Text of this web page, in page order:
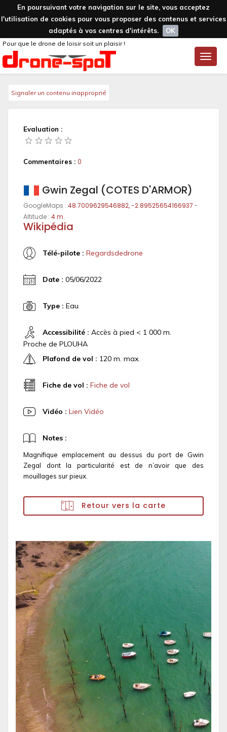
En poursuivant votre navigation sur le site, vous acceptez
l'utilisation de cookies pour vous proposer des contenus et services
adaptés à vos centres d'intérêts.
OK
Toggle
Pour que le drone de loisir soit un plaisir !
Signaler un contenu inapproprié
Evaluation :
Commentaires : 0
Gwin Zegal (COTES D'ARMOR)
GoogleMaps : 48.7009629546882, -2.89525654166937 -
Altitude : 4 m.
Wikipédia
Télé-pilote : Regardsdedrone
Date : 05/06/2022
Type : Eau
Accessibilité : Accès à pied < 1 000 m.
Proche de PLOUHA
Plafond de vol : 120 m. max.
Fiche de vol : Fiche de vol
Vidéo : Lien Vidéo
Notes :
Magnifique emplacement au dessus du port de Gwin
Zegal dont la particularité est de n’avoir que des
mouillages sur pieux.
Retour vers la carte